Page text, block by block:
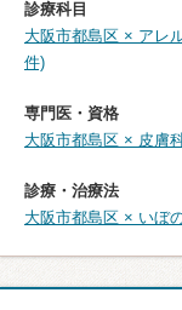
診療科目
大阪市都島区 × アレ
件)
専門医・資格
大阪市都島区 × 皮膚
診療・治療法
大阪市都島区 × いぼ